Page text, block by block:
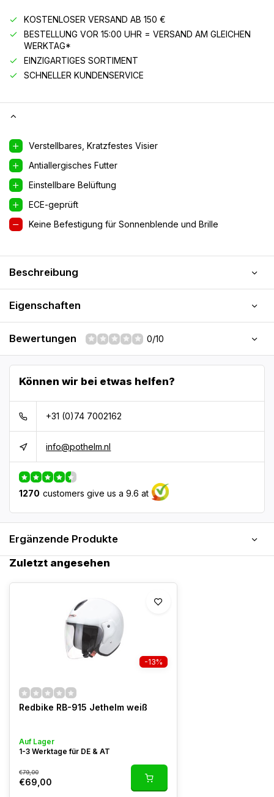
KOSTENLOSER VERSAND AB 150 €
BESTELLUNG VOR 15:00 UHR = VERSAND AM GLEICHEN
WERKTAG*
EINZIGARTIGES SORTIMENT
SCHNELLER KUNDENSERVICE
Verstellbares, Kratzfestes Visier
Antiallergisches Futter
Einstellbare Belüftung
ECE-geprüft
Keine Befestigung für Sonnenblende und Brille
Beschreibung
Eigenschaften
Bewertungen 0/10
Können wir bei etwas helfen?
+31 (0)74 7002162
info@pothelm.nl
1270 customers give us a 9.6 at
Ergänzende Produkte
Zuletzt angesehen
-13%
Redbike RB-915 Jethelm weiß
Auf Lager
1-3 Werktage für DE & AT
€79,00
€69,00